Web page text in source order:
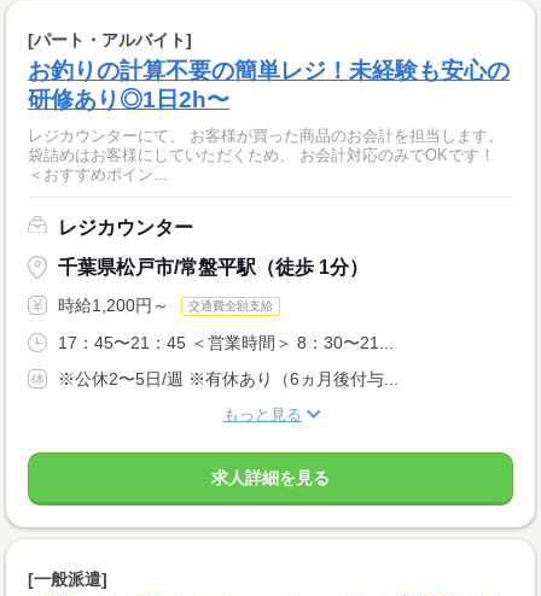
[パート・アルバイト]
お釣りの計算不要の簡単レジ！未経験も安心の
研修あり◎1日2h〜
レジカウンターにて、 お客様が買った商品のお会計を担当します。
袋詰めはお客様にしていただくため、 お会計対応のみでOKです！
＜おすすめポイン...
レジカウンター
千葉県松戸市/常盤平駅（徒歩 1分）
時給1,200円～ 交通費全額支給
17：45〜21：45 ＜営業時間＞ 8：30〜21...
※公休2〜5日/週 ※有休あり（6ヵ月後付与...
もっと見る
求人詳細を見る
[一般派遣]